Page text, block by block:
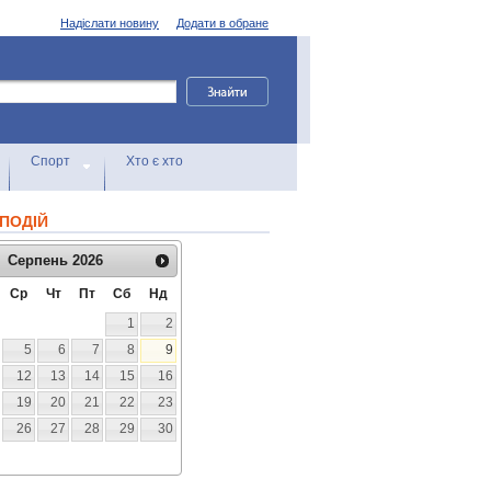
Додати в обране
Надіслати новину
Спорт Хто є хто
Серпень 2026
Ср Чт Пт Сб
Нд
1
2
5 6 7 8
9
12 13 14 15
16
19 20 21 22
23
26 27 28 29
30